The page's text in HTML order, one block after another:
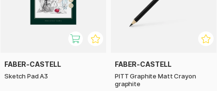
FABER-CASTELL
Sketch Pad A3
FABER-CASTELL
PITT Graphite Matt Crayon
graphite